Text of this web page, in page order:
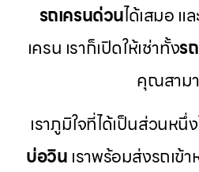
รถเครนด่วนได้เสมอ
เครน เราก็เปิดให้เช่าทั้งร
คุณสาม
เราภูมิใจที่ได้เป็นส่วนห
บ่อวิน เราพร้อมส่งรถเข้